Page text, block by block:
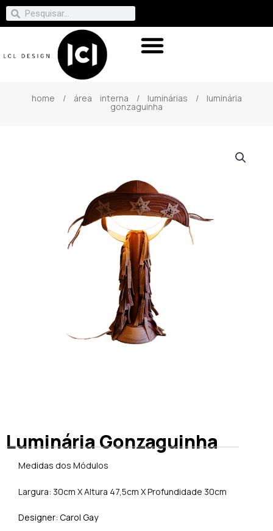
home / área interna / luminárias / luminária
gonzaguinha
Luminária Gonzaguinha
Medidas dos Módulos
Largura: 30cm X Altura 47,5cm X Profundidade 30cm
Designer: Carol Gay